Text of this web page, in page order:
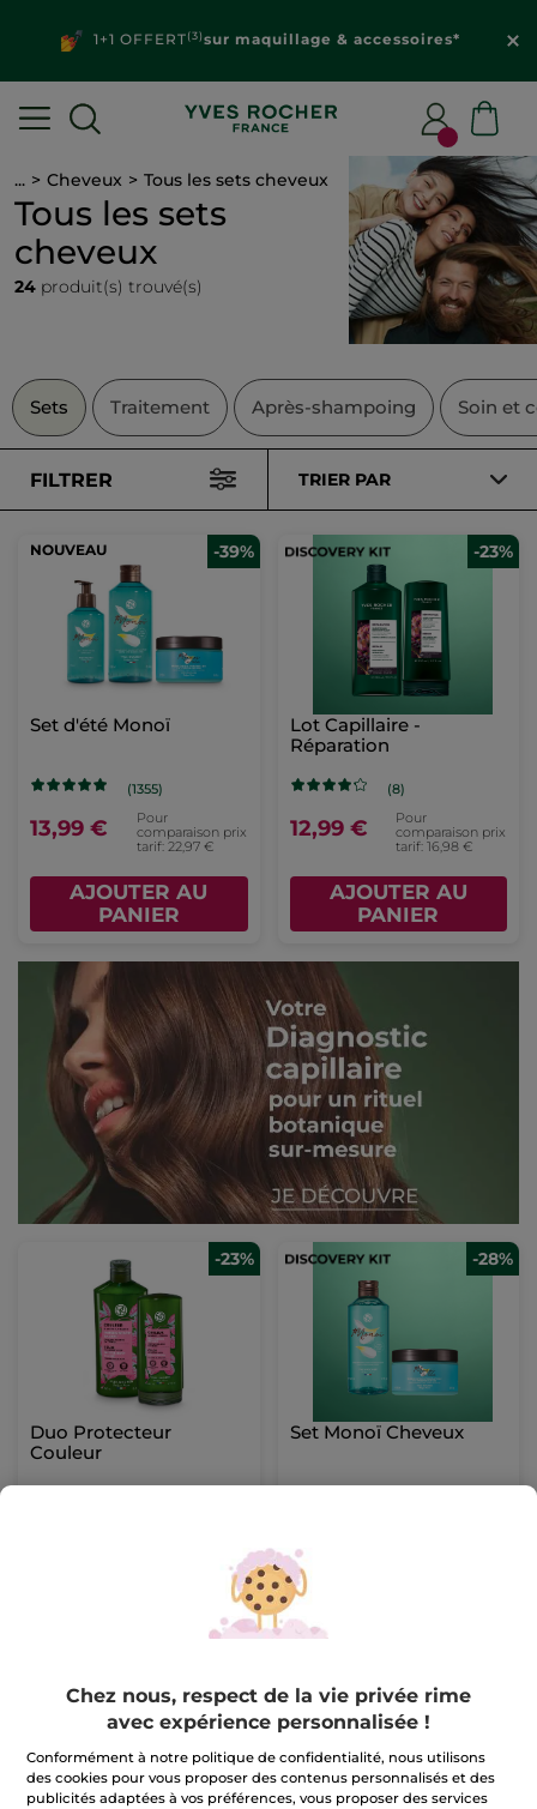
1+1 OFFERT(3)sur maquillage & accessoires*
... Cheveux Tous les sets cheveux
Tous les sets
cheveux
24 produit(s) trouvé(s)
Sets Traitement Après-shampoing Soin et
FILTRER TRIER PAR
NOUVEAU -39%
Set d'été Monoï
(1355)
13,99 €
Pour
comparaison prix
tarif: 22,97 €
AJOUTER AU
PANIER
-23%
Lot Capillaire -
Réparation
(8)
12,99 €
Pour
comparaison prix
tarif: 16,98 €
AJOUTER AU
PANIER
-23%
Duo Protecteur
Couleur
-28%
Set Monoï Cheveux
-23%
Chez nous, respect de la vie privée rime
avec expérience personnalisée !
Conformément à notre politique de confidentialité, nous utilisons
des cookies pour vous proposer des contenus personnalisés et des
publicités adaptées à vos préférences, vous proposer des services